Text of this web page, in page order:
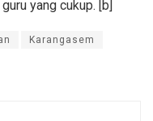
yang cukup. [b]
Karangasem